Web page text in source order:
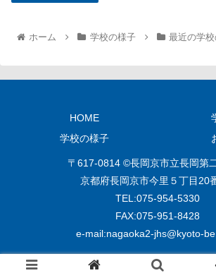
ホーム 学校の様子 最近の学
HOME
学校の様子
〒617-0814 ©長岡京市立長岡第
京都府長岡京市今里５丁目20
TEL:075‐954‐5330
FAX:075‐951‐8428
e‐mail:nagaoka2-jhs@kyoto-